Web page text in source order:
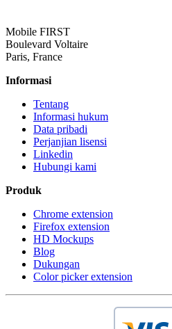
Mobile FIRST
Boulevard Voltaire
Paris, France
Informasi
Tentang
Informasi hukum
Data pribadi
Perjanjian lisensi
Linkedin
Hubungi kami
Produk
Chrome extension
Firefox extension
HD Mockups
Blog
Dukungan
Color picker extension